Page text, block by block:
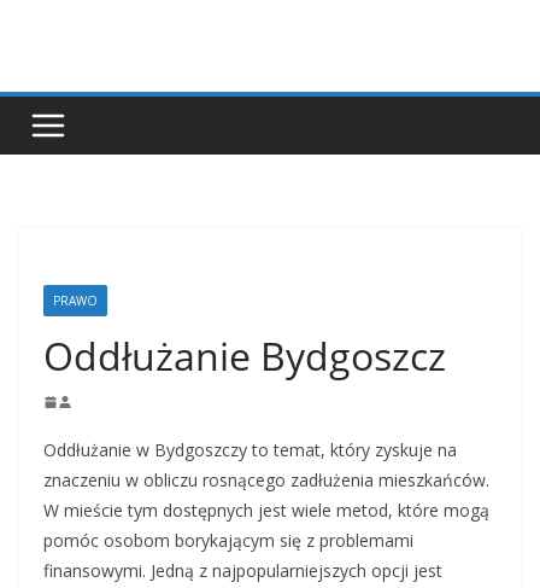
PRAWO
Oddłużanie Bydgoszcz
Oddłużanie w Bydgoszczy to temat, który zyskuje na
znaczeniu w obliczu rosnącego zadłużenia mieszkańców.
W mieście tym dostępnych jest wiele metod, które mogą
pomóc osobom borykającym się z problemami
finansowymi. Jedną z najpopularniejszych opcji jest